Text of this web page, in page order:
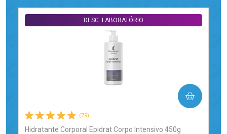
(79)
Hidratante Corporal Epidrat Corpo Intensivo 450g
DESC. LABORATÓRIO
COMPRAR